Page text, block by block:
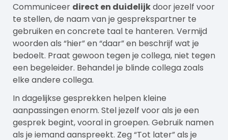
Communiceer direct en duidelijkdoor jezelf voor
te stellen, de naam van je gesprekspartner te
gebruiken en concrete taal te hanteren. Vermijd
woorden als “hier” en “daar” en beschrijf wat je
bedoelt. Praat gewoon tegen je collega, niet tegen
een begeleider. Behandel je blinde collega zoals
elke andere collega.
In dagelijkse gesprekken helpen kleine
aanpassingen enorm. Stel jezelf voor als je een
gesprek begint, vooral in groepen. Gebruik namen
als je iemand aanspreekt. Zeg “Tot later” als je